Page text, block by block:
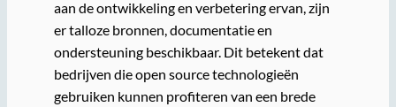
aan de ontwikkeling en verbetering ervan, zijn
er talloze bronnen, documentatie en
ondersteuning beschikbaar. Dit betekent dat
bedrijven die open source technologieën
gebruiken kunnen profiteren van een brede